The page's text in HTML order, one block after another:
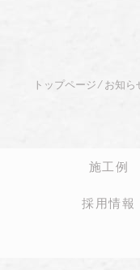
トップページ ⁄ お知ら
施工例
採用情報